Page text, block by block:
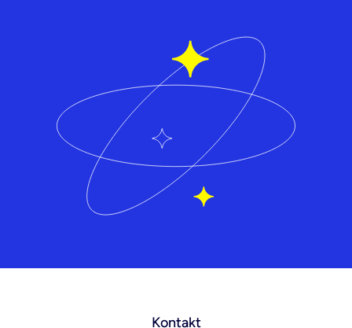
Kontakt